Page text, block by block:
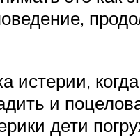
истерии,
и
дети